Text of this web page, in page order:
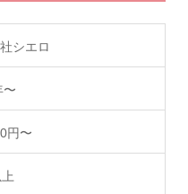
シエロ
〜
円〜